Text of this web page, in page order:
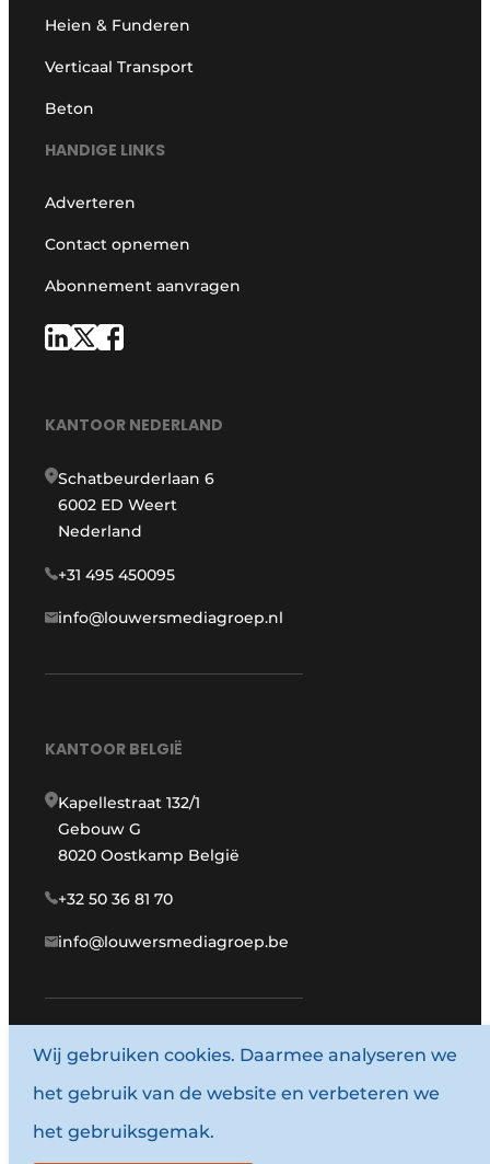
Heien & Funderen
Verticaal Transport
Beton
HANDIGE LINKS
Adverteren
Contact opnemen
Abonnement aanvragen
KANTOOR NEDERLAND
Schatbeurderlaan 6
6002 ED Weert
Nederland
+31 495 450095
info@louwersmediagroep.nl
KANTOOR BELGIË
Kapellestraat 132/1
Gebouw G
8020 Oostkamp België
+32 50 36 81 70
info@louwersmediagroep.be
www.louwersmediagroep.com
© 1987 - 2026 Louwersmediagroep.
Algemene voorwaarden
Wij gebruiken cookies. Daarmee analyseren we
het gebruik van de website en verbeteren we
het gebruiksgemak.